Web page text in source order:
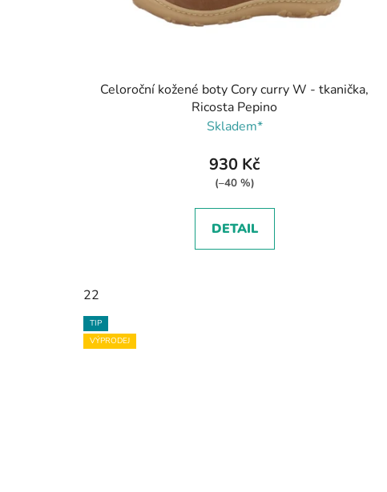
Celoroční kožené boty Cory curry W - tkanička,
Ricosta Pepino
Skladem*
930 Kč
(–40 %)
DETAIL
22
TIP
VÝPRODEJ